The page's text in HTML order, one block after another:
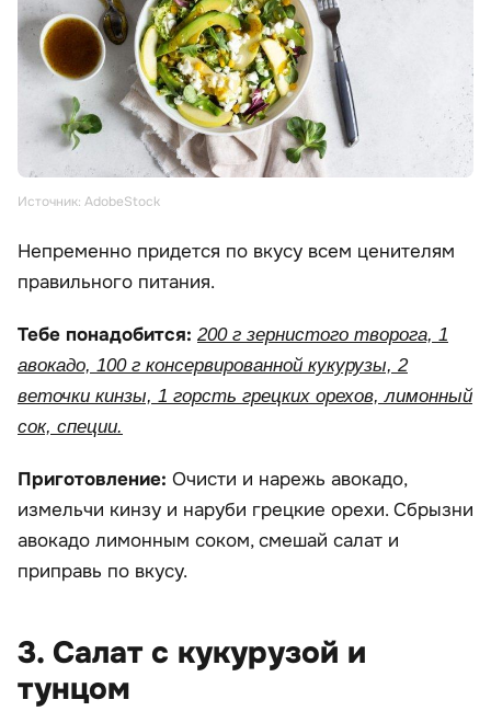
Источник: AdobeStock
Непременно придется по вкусу всем ценителям
правильного питания.
Тебе понадобится: 200 г зернистого творога, 1
авокадо, 100 г консервированной кукурузы, 2
веточки кинзы, 1 горсть грецких орехов, лимонный
сок, специи.
Приготовление: Очисти и нарежь авокадо,
измельчи кинзу и наруби грецкие орехи. Сбрызни
авокадо лимонным соком, смешай салат и
приправь по вкусу.
3. Салат с кукурузой и
тунцом